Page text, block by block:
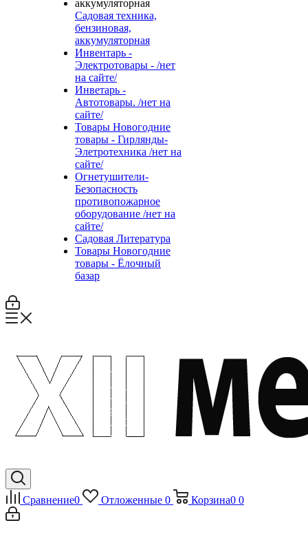
Садовая техника,
бензиновая,
аккумуляторная
Инвентарь -
Электротовары - /нет
на сайте/
Инветарь -
Автотовары. /нет на
сайте/
Товары Новогодние
товары - Гирлянды-
Элетротехника /нет на
сайте/
Огнетушители-
Безопасность
противопожарное
оборудование /нет на
сайте/
Садовая Литература
Товары Новогодние
товары - Ёлочный
базар
Сравнение0 Отложенные 0 Корзина0 0